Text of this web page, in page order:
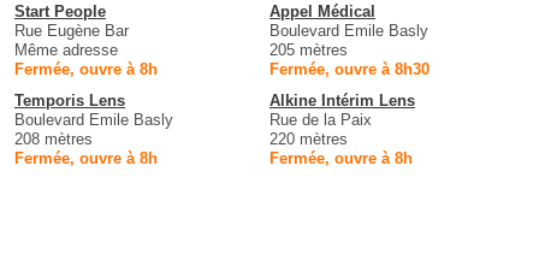
Start People
Rue Eugène Bar
Même adresse
Fermée, ouvre à 8h
Appel Médical
Boulevard Emile Basly
205 mètres
Fermée, ouvre à 8h30
Temporis Lens
Boulevard Emile Basly
208 mètres
Fermée, ouvre à 8h
Alkine Intérim Lens
Rue de la Paix
220 mètres
Fermée, ouvre à 8h